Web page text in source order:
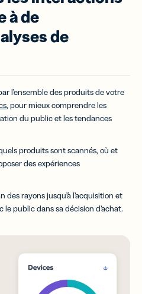
à de
de
l’ensemble des produits de votre
, pour mieux comprendre les
du public et les tendances
produits sont scannés, où et
des expériences
des rayons jusqu’à l’acquisition et
public dans sa décision d’achat.